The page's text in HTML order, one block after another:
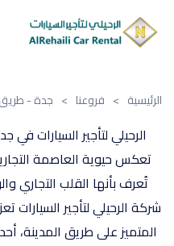
من نحن
المقالات
اسطولنا
الرئيسية > فروعنا > جدة - طريق
الرحيلي لتأجير السيارات
تعكس حيوية العاصمة
تُعرف بأنها القلب التجاري
شركة الرحيلي لتأجير
المتميز على طريق المدينة،